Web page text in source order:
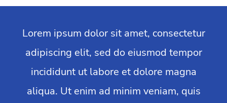
Lorem ipsum dolor sit amet, consectetur
adipiscing elit, sed do eiusmod tempor
incididunt ut labore et dolore magna
aliqua. Ut enim ad minim veniam, quis